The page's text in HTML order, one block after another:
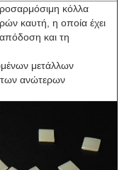
κόλλα
καυτή, η οποία έχει
και τη
μετάλλων
των ανώτερων